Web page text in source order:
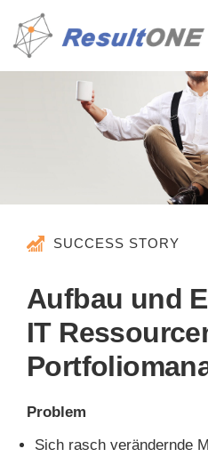
SUCCESS STORY
Aufbau und
IT
Problem
Sich rasch verändernde